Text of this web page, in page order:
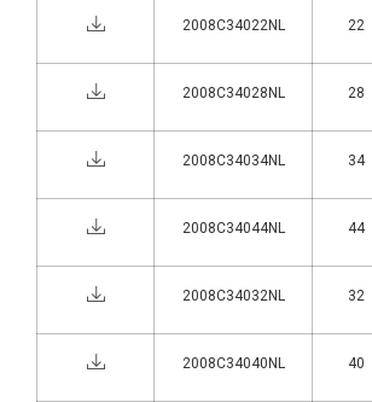
2008C34022NL 22
2008C34028NL 28
2008C34034NL 34
2008C34044NL 44
2008C34032NL 32
2008C34040NL 40